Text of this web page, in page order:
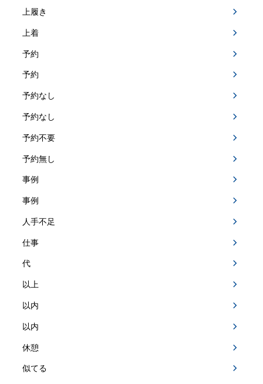
上履き
上着
予約
予約
予約なし
予約なし
予約不要
予約無し
事例
事例
人手不足
仕事
代
以上
以内
以内
休憩
似てる